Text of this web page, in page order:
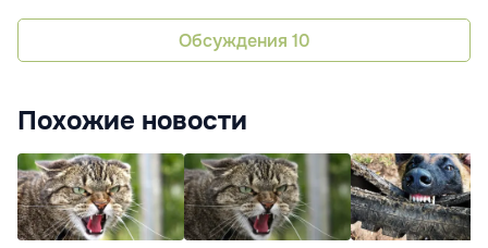
Обсуждения 10
Похожие новости